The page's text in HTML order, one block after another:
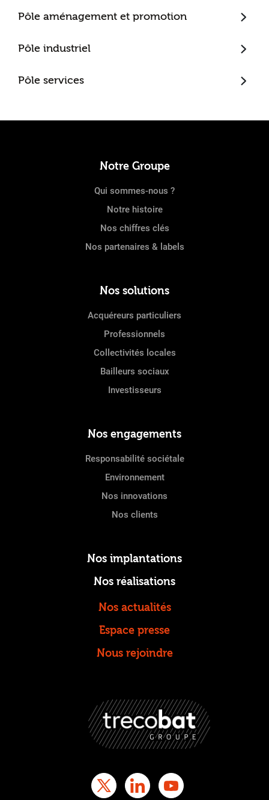
Mureno
Pôle aménagement et promotion
Pôle industriel
Pôle services
Notre Groupe
Qui sommes-nous ?
Notre histoire
Nos chiffres clés
Nos partenaires & labels
Nos solutions
Acquéreurs particuliers
Professionnels
Collectivités locales
Bailleurs sociaux
Investisseurs
Nos engagements
Responsabilité sociétale
Environnement
Nos innovations
Nos clients
Nos implantations
Nos réalisations
Nos actualités
Espace presse
Nous rejoindre